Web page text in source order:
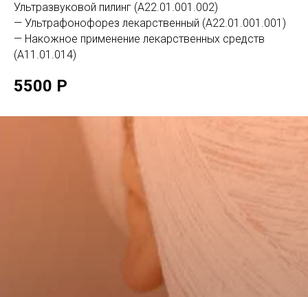
Ультразвуковой пилинг (А22.01.001.002)
— Ультрафонофорез лекарственный (А22.01.001.001)
— Накожное применение лекарственных средств
(А11.01.014)
5500 Р